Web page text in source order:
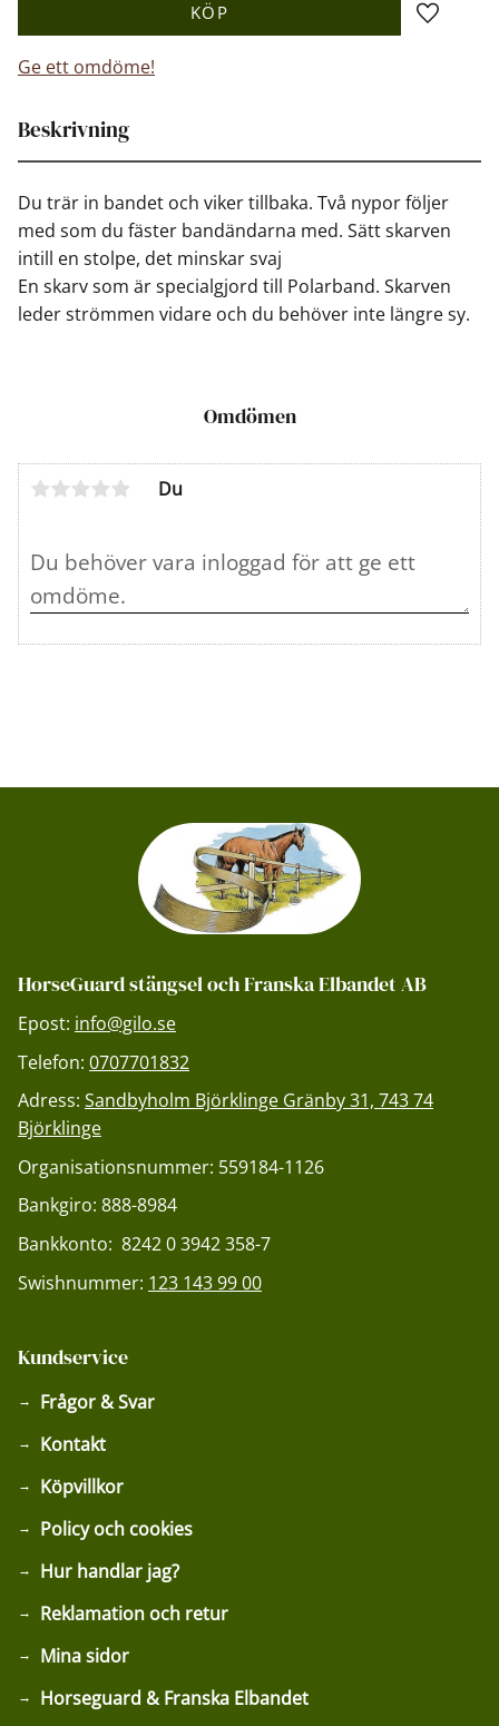
KÖP Lägg till
Ge ett omdöme!
Beskrivning
Du trär in bandet och viker tillbaka. Två nypor följer
med som du fäster bandändarna med. Sätt skarven
intill en stolpe, det minskar svaj
En skarv som är specialgjord till Polarband. Skarven
leder strömmen vidare och du behöver inte längre sy.
Omdömen
Du
HorseGuard stängsel och Franska Elbandet AB
Epost: info@gilo.se
Telefon: 0707701832
Adress: Sandbyholm Björklinge Gränby 31, 743 74
Björklinge
Organisationsnummer: 559184-1126
Bankgiro: 888-8984
Bankkonto: 8242 0 3942 358-7
Swishnummer: 123 143 99 00
Kundservice
Frågor & Svar
Kontakt
Köpvillkor
Policy och cookies
Hur handlar jag?
Reklamation och retur
Mina sidor
Horseguard & Franska Elbandet